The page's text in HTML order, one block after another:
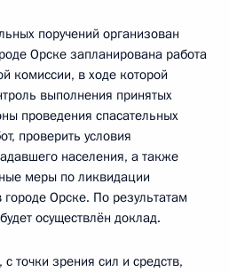
поручений организован
Орске запланирована работа
комиссии, в ходе которой
выполнения принятых
проведения спасательных
проверить условия
населения, а также
меры по ликвидации
Орске. По результатам
осуществлён доклад.
точки зрения сил и средств,